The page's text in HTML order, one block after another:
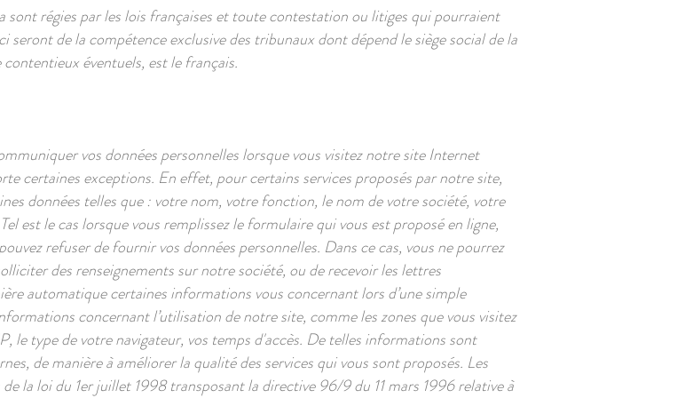
sont régies par les lois françaises et toute contestation ou litiges qui pourraient
de la compétence exclusive des tribunaux dont dépend le siège social de la
éventuels, est le français.
vos données personnelles lorsque vous visitez notre site Internet
certaines exceptions. En effet, pour certains services proposés par notre site,
données telles que : votre nom, votre fonction, le nom de votre société, votre
est le cas lorsque vous remplissez le formulaire qui vous est proposé en ligne,
refuser de fournir vos données personnelles. Dans ce cas, vous ne pourrez
des renseignements sur notre société, ou de recevoir les lettres
automatique certaines informations vous concernant lors d’une simple
concernant l’utilisation de notre site, comme les zones que vous visitez
le type de votre navigateur, vos temps d'accès. De telles informations sont
de manière à améliorer la qualité des services qui vous sont proposés. Les
la loi du 1er juillet 1998 transposant la directive 96/9 du 11 mars 1996 relative à